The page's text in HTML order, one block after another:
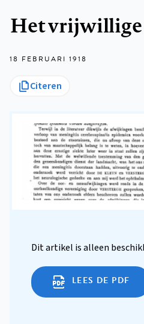
Het vrijwillige
18 FEBRUARI 1918
Citeren
Dit artikel is alleen
LEES DE PDF